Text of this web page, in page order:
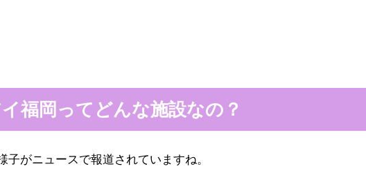
福岡ってどんな施設なの？
子がニュースで報道されていますね。